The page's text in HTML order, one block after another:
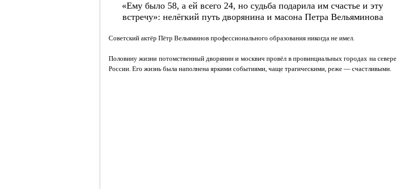
«Ему было 58, а ей всего 24, но судьба подарила им счастье и эту
встречу»: нелёгкий путь дворянина и масона Петра Вельяминова
Советский актёр Пётр Вельяминов профессионального образования никогда не имел.
Половину жизни потомственный дворянин и москвич провёл в провинциальных городах на севере
России. Его жизнь была наполнена яркими событиями, чаще трагическими, реже — счастливыми.